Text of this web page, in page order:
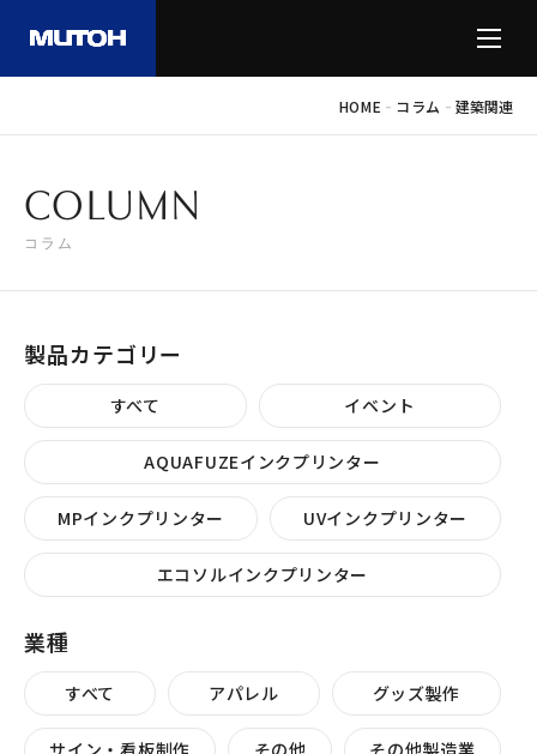
HOME - コラム - 建築関連
COLUMN
コラム
製品カテゴリー
すべて イベント
AQUAFUZEインクプリンター
MPインクプリンター UVインクプリンター
エコソルインクプリンター
業種
すべて アパレル グッズ製作